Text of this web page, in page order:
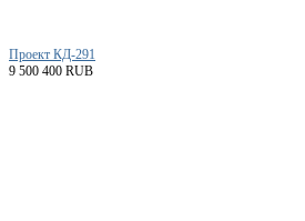
Проект КД-291
9 500 400 RUB